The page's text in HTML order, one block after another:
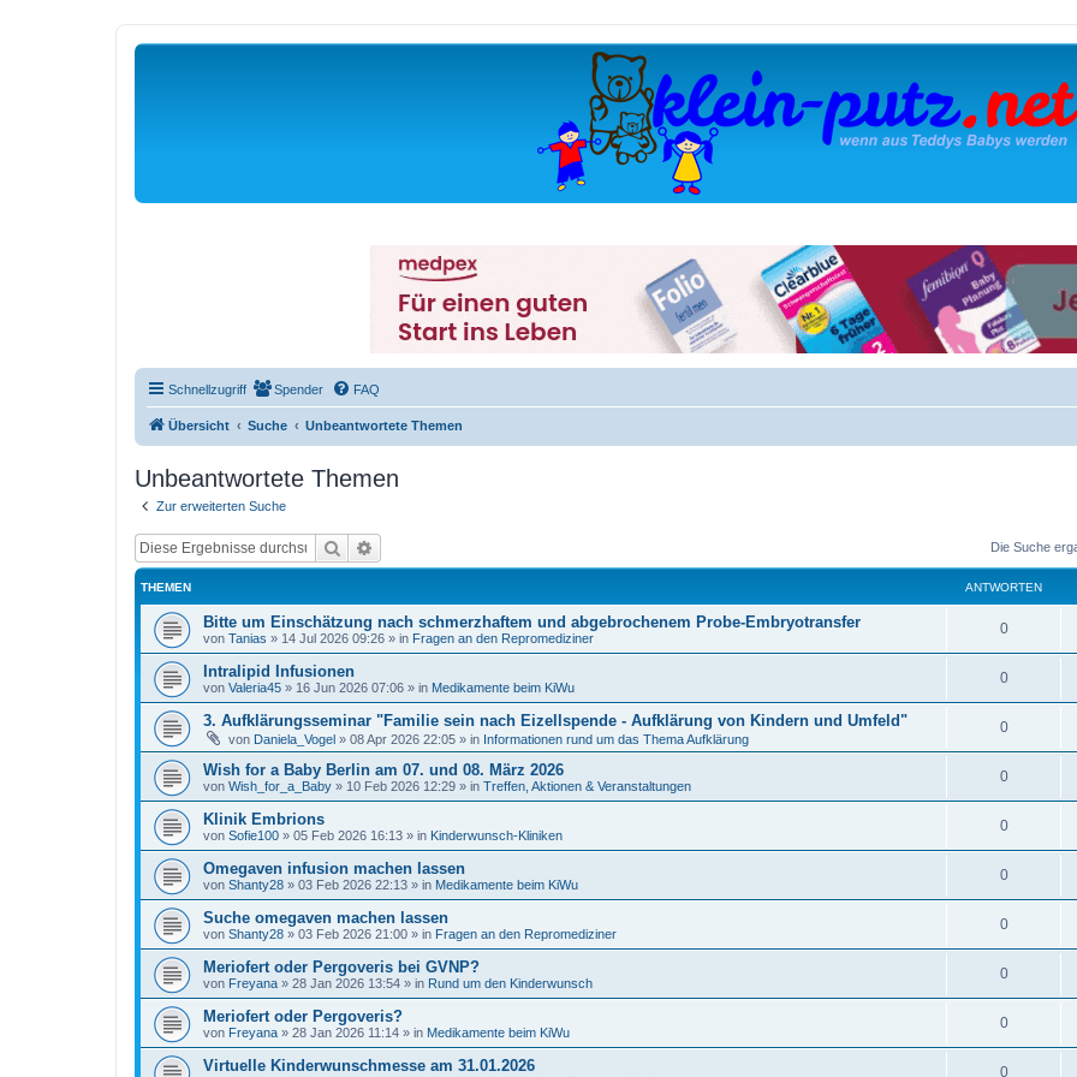
Schnellzugriff Spender FAQ
Übersicht Suche Unbeantwortete Themen
Unbeantwortete Themen
Zur erweiterten Suche
Suche Die Suche
THEMEN ANTWORTEN
Bitte um Einschätzung nach schmerzhaftem und abgebrochenem Probe-Embryotransfer
von Tanias » 14 Jul 2026 09:26 » in Fragen an den Repromediziner
0
Intralipid Infusionen
von Valeria45 » 16 Jun 2026 07:06 » in Medikamente beim KiWu
0
3. Aufklärungsseminar "Familie sein nach Eizellspende - Aufklärung von Kindern und Umfeld"
von Daniela_Vogel » 08 Apr 2026 22:05 » in Informationen rund um das Thema Aufklärung
0
Wish for a Baby Berlin am 07. und 08. März 2026
von Wish_for_a_Baby » 10 Feb 2026 12:29 » in Treffen, Aktionen & Veranstaltungen
0
Klinik Embrions
von Sofie100 » 05 Feb 2026 16:13 » in Kinderwunsch-Kliniken
0
Omegaven infusion machen lassen
von Shanty28 » 03 Feb 2026 22:13 » in Medikamente beim KiWu
0
Suche omegaven machen lassen
von Shanty28 » 03 Feb 2026 21:00 » in Fragen an den Repromediziner
0
Meriofert oder Pergoveris bei GVNP?
von Freyana » 28 Jan 2026 13:54 » in Rund um den Kinderwunsch
0
Meriofert oder Pergoveris?
von Freyana » 28 Jan 2026 11:14 » in Medikamente beim KiWu
0
Virtuelle Kinderwunschmesse am 31.01.2026 0